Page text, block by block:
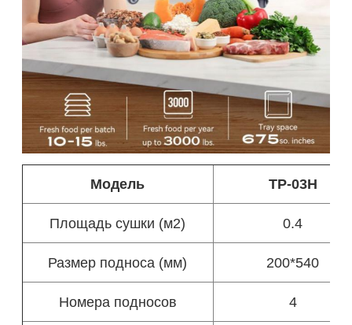
Модель TP-03H
Площадь сушки (м2) 0.4
Размер подноса (мм) 200*540
Номера подносов 4